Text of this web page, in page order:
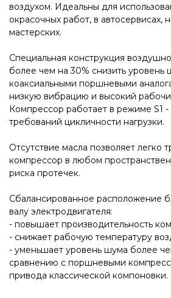
воздухом. Идеальны для
окрасочных работ, в автосервисах,
мастерских.
Специальная конструкция
более чем на 30% снизить
коаксиальными поршневыми
низкую вибрацию и высокий
Компрессор работает в режиме S1
требований цикличности нагрузки.
Отсутствие масла позволяет легко
компрессор в любом
риска протечек.
Сбалансированное расположение
валу электродвигателя:
- повышает производительность
- снижает рабочую температуру
- уменьшает уровень шума более
сравнению с поршневыми
привода классической компоновки.